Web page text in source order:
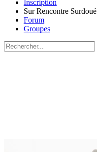
Inscription
Sur Rencontre Surdoué
Forum
Groupes
Recherche
pour: